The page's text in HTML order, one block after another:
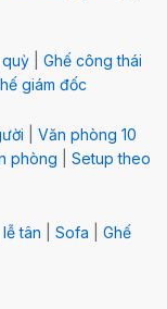
quỳ
Ghế công thái
giám đốc
Văn phòng 10
phòng
Setup theo
tân Sofa
Ghế